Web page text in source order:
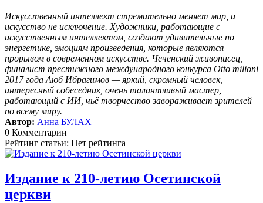
Искусственный интеллект стремительно меняет мир, и
искусство не исключение. Художники, работающие с
искусственным интеллектом, создают удивительные по
энергетике, эмоциям произведения, которые являются
прорывом в современном искусстве. Чеченский живописец,
финалист престижного международного конкурса Otto milioni
2017 года Аюб Ибрагимов — яркий, скромный человек,
интересный собеседник, очень талантливый мастер,
работающий с ИИ, чьё творчество завораживает зрителей
по всему миру.
Автор: Анна БУЛАХ
0 Комментарии
Рейтинг статьи: Нет рейтинга
Издание к 210-летию Осетинской
церкви